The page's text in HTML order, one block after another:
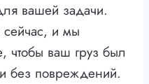
вашей задачи.
сейчас, и мы
чтобы ваш груз был
без повреждений.